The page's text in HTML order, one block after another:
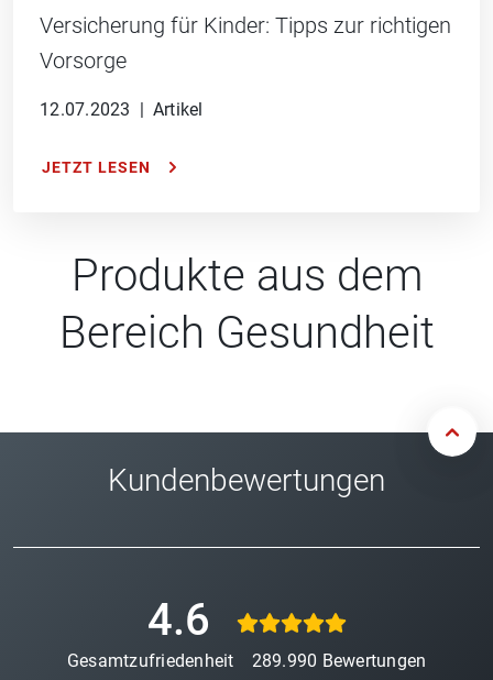
Versicherung für Kinder: Tipps zur richtigen
Vorsorge
12.07.2023 | Artikel
JETZT LESEN
Produkte aus dem
Bereich Gesundheit
Kundenbewertungen
4.6
Gesamtzufriedenheit 289.990 Bewertungen